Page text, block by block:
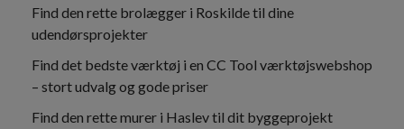
Find den rette brolægger i Roskilde til dine
udendørsprojekter
Find det bedste værktøj i en CC Tool værktøjswebshop
– stort udvalg og gode priser
Find den rette murer i Haslev til dit byggeprojekt